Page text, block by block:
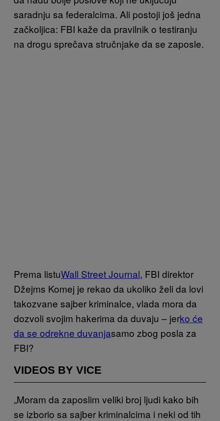
saradnju sa federalcima. Ali postoji još jedna
začkoljica: FBI kaže da pravilnik o testiranju
na drogu sprečava stručnjake da se zaposle.
Prema listuWall Street Journal, FBI direktor
Džejms Komej je rekao da ukoliko želi da lovi
takozvane sajber kriminalce, vlada mora da
dozvoli svojim hakerima da duvaju – jerko će
da se odrekne duvanjasamo zbog posla za
FBI?
VIDEOS BY VICE
„Moram da zaposlim veliki broj ljudi kako bih
se izborio sa sajber kriminalcima i neki od tih